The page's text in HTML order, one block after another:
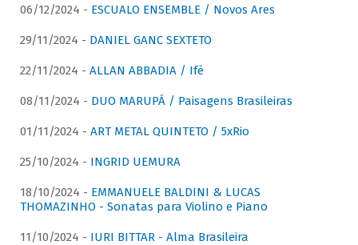
06/12/2024 - ESCUALO ENSEMBLE / Novos Ares
29/11/2024 - DANIEL GANC SEXTETO
22/11/2024 - ALLAN ABBADIA / Ifè
08/11/2024 - DUO MARUPÁ / Paisagens Brasileiras
01/11/2024 - ART METAL QUINTETO / 5xRio
25/10/2024 - INGRID UEMURA
18/10/2024 - EMMANUELE BALDINI & LUCAS
THOMAZINHO - Sonatas para Violino e Piano
11/10/2024 - IURI BITTAR - Alma Brasileira